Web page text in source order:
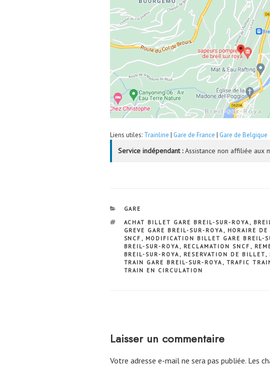
Liens utiles: Trainline | Gare de France | Gare de Belgique
Service indépendant :Assistance non affiliée aux
CATÉGORIES
GARE
ÉTIQUETTES
ACHAT BILLET GARE BREIL-SUR-ROYA,
GREVE GARE BREIL-SUR-ROYA, HORAIRE
SNCF , MODIFICATION BILLET GARE BREIL-
BREIL-SUR-ROYA, RECLAMATION SNCF ,
BREIL-SUR-ROYA, RESERVATION DE BILLET,
TRAIN GARE BREIL-SUR-ROYA, TRAFIC
TRAIN EN CIRCULATION
Laisser un commentaire
Votre adresse e-mail ne sera pas publiée. Les